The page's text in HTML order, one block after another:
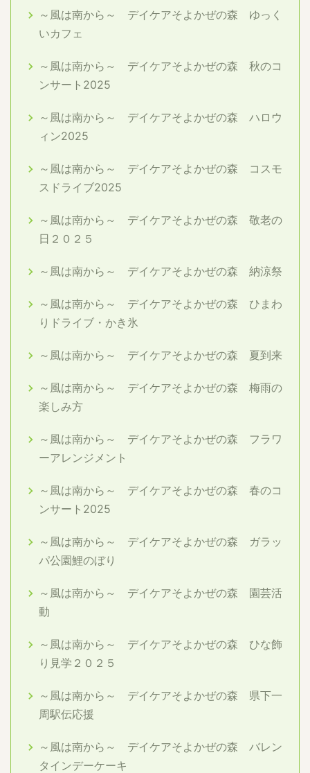
～風は南から～ デイケアそよかぜの森 ゆっく
いカフェ
～風は南から～ デイケアそよかぜの森 秋のコ
ンサート2025
～風は南から～ デイケアそよかぜの森 ハロウ
ィン2025
～風は南から～ デイケアそよかぜの森 コスモ
スドライブ2025
～風は南から～ デイケアそよかぜの森 敬老の
日２０２５
～風は南から～ デイケアそよかぜの森 納涼祭
～風は南から～ デイケアそよかぜの森 ひまわ
りドライブ・かき氷
～風は南から～ デイケアそよかぜの森 夏到来
～風は南から～ デイケアそよかぜの森 梅雨の
楽しみ方
～風は南から～ デイケアそよかぜの森 フラワ
ーアレンジメント
～風は南から～ デイケアそよかぜの森 春のコ
ンサート2025
～風は南から～ デイケアそよかぜの森 ガラッ
パ公園鯉のぼり
～風は南から～ デイケアそよかぜの森 園芸活
動
～風は南から～ デイケアそよかぜの森 ひな飾
り見学２０２５
～風は南から～ デイケアそよかぜの森 県下一
周駅伝応援
～風は南から～ デイケアそよかぜの森 バレン
タインデーケーキ